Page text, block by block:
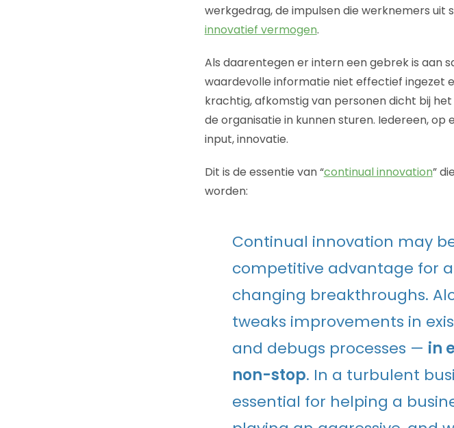
werkgedrag, de impulsen die werknemers uit
innovatief vermogen.
Als daarentegen er intern een gebrek is aan
waardevolle informatie niet effectief ingezet
krachtig, afkomstig van personen dicht bij
de organisatie in kunnen sturen. Iedereen,
input, innovatie.
Dit is de essentie van “continual innovation”
worden:
Continual innovation may
competitive advantage for
changing breakthroughs.
tweaks improvements in
and debugs processes — in
non-stop. In a turbulent
essential for helping a